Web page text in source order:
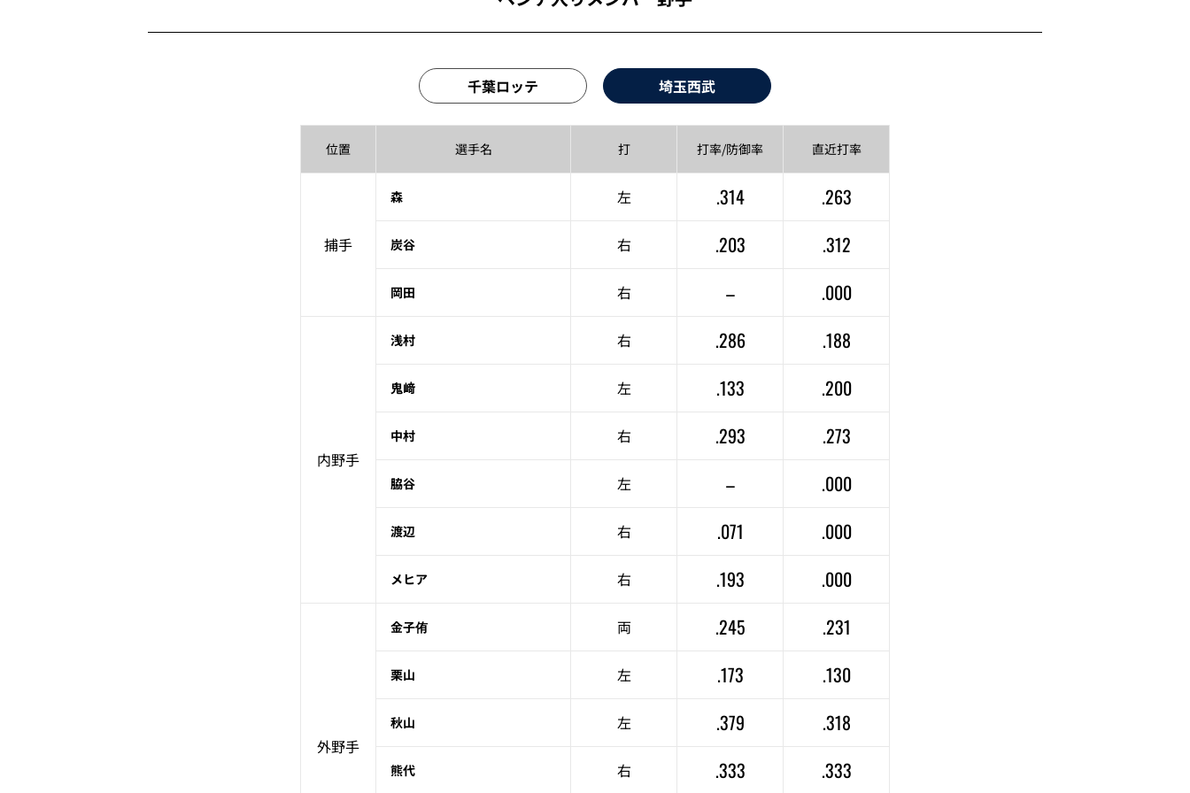
千葉ロッテ 埼玉西武
位置 選手名 打 打率/防御率 直近打率
捕手
森 左 .314 .263
炭谷 右 .203 .312
岡田 右 – .000
内野手
浅村 右 .286 .188
鬼﨑 左 .133 .200
中村 右 .293 .273
脇谷 左 – .000
渡辺 右 .071 .000
メヒア 右 .193 .000
外野手
金子侑 両 .245 .231
栗山 左 .173 .130
秋山 左 .379 .318
熊代 右 .333 .333